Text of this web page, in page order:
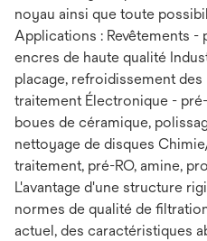
noyau ainsi que toute
Applications : Revêtements -
encres de haute qualité
placage, refroidissement
traitement Électronique -
boues de céramique,
nettoyage de disques
traitement, pré-RO, amine,
L'avantage d'une structure
normes de qualité de
actuel, des caractéristiques